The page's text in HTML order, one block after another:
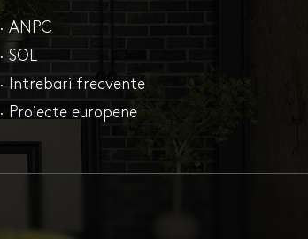
· ANPC
· SOL
· Intrebari frecvente
· Proiecte europene